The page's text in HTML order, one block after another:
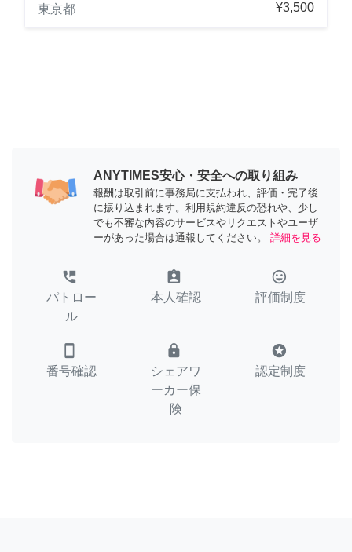
東京都
¥3,500
ANYTIMES安心・安全への取り組み
報酬は取引前に事務局に支払われ、評価・完了後
に振り込まれます。利用規約違反の恐れや、少し
でも不審な内容のサービスやリクエストやユーザ
ーがあった場合は通報してください。
詳細を見る
perm_phone_msg
パトロー
ル
assignment_ind
本人確認
tag_faces
評価制度
smartphone
番号確認
lock
シェアワ
ーカー保
険
stars
認定制度